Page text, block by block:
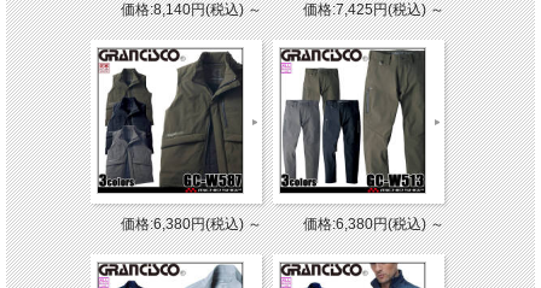
価格:8,140円(税込)～ 価格:7,425円(税込)～
価格:6,380円(税込)～ 価格:6,380円(税込)～